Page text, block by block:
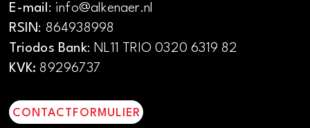
E-mail : info@alkenaer.nl
RSIN : 864938998
Triodos Bank: NL11 TRIO 0320 6319 82
KVK: 89296737
CONTACTFORMULIER